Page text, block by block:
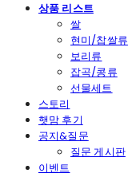
상품 리스트
쌀
현미/찹쌀류
보리류
잡곡/콩류
선물세트
스토리
햇맘 후기
공지&질문
질문 게시판
이벤트